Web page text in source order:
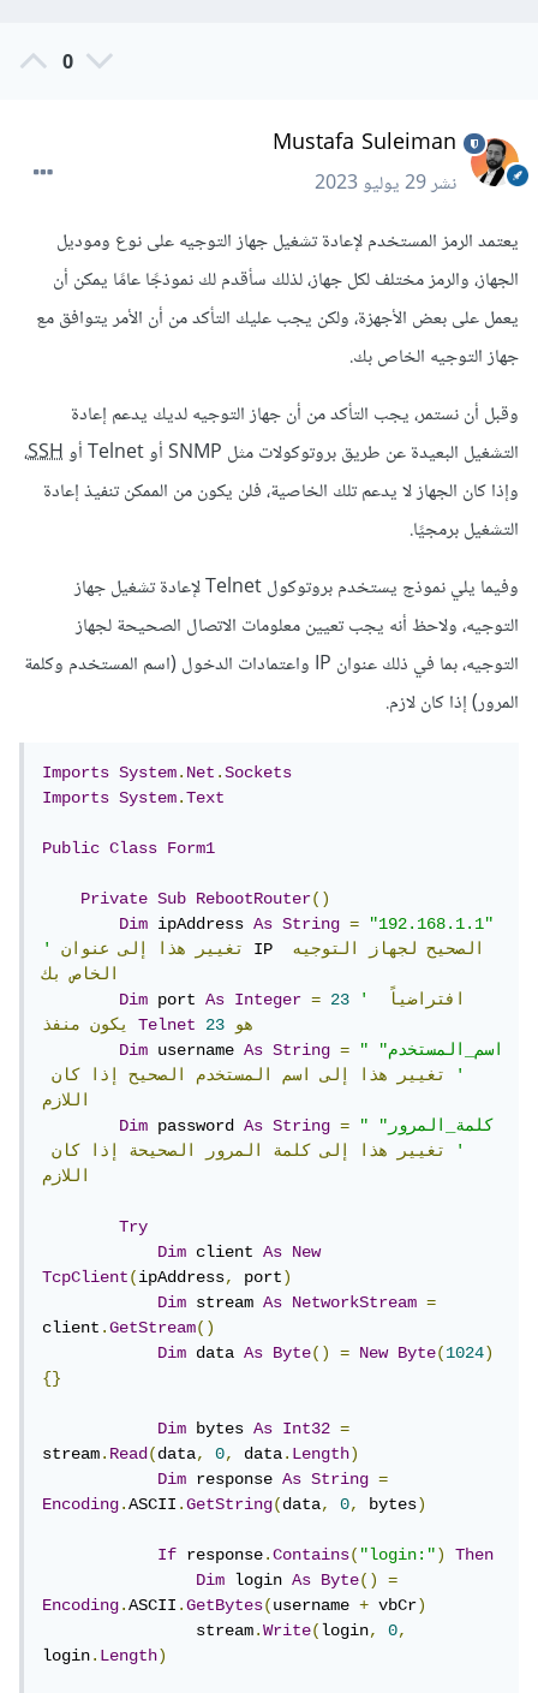
0
Mustafa Suleiman
نشر29 يوليو 2023
يعتمد الرمز المستخدم لإعادة تشغيل جهاز التوجيه على نوع وموديل
الجهاز، والرمز مختلف لكل جهاز، لذلك سأقدم لك نموذجًا عامًا يمكن أن
يعمل على بعض الأجهزة، ولكن يجب عليك التأكد من أن الأمر يتوافق مع
جهاز التوجيه الخاص بك.
وقبل أن نستمر، يجب التأكد من أن جهاز التوجيه لديك يدعم إعادة
التشغيل البعيدة عن طريق بروتوكولات مثل SNMP أو Telnet أو
SSH،
وإذا كان الجهاز لا يدعم تلك الخاصية، فلن يكون من الممكن تنفيذ إعادة
التشغيل برمجيًا.
وفيما يلي نموذج يستخدم بروتوكول Telnet لإعادة تشغيل جهاز
التوجيه، ولاحظ أنه يجب تعيين معلومات الاتصال الصحيحة لجهاز
التوجيه، بما في ذلك عنوان IP واعتمادات الدخول (اسم المستخدم وكلمة
المرور) إذا كان لازم.
Imports System.Net.Sockets
Imports
System.Text
Public Class Form1
Private Sub RebootRouter()
Dim ipAddress As String =
"192.168.1.1"
'
تغيير هذا إلى عنوان IP الصحيح لجهاز
التوجيه
الخاص
بك
Dim port As Integer = 23 '
افتراضياً
يكون
منفذ Telnet هو
23
Dim username As String =
"اسم_المستخدم"
'
تغيير هذا إلى اسم المستخدم الصحيح إذا
كان
اللازم
Dim password As String =
"كلمة_المرور"
'
تغيير هذا إلى كلمة المرور الصحيحة إذا
كان
اللازم
Try
Dim client As
New
TcpClient(ipAddress, port)
Dim stream As NetworkStream
=
client.GetStream()
Dim data As Byte() = New Byte(1024)
{}
Dim bytes As Int32
=
stream.Read(data, 0, data.Length)
Dim response As String
=
Encoding.ASCII.GetString(data, 0, bytes)
If response.Contains("login:")
Then
Dim login As Byte()
=
Encoding.ASCII.GetBytes(username + vbCr)
                stream
.Write(login, 0,
login.Length)